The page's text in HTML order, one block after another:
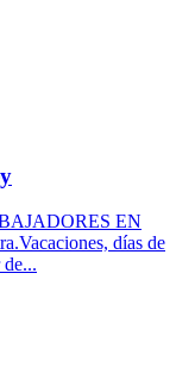
EN
días de